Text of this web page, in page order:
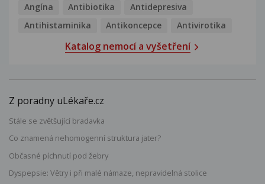
Angína
Antibiotika
Antidepresiva
Antihistaminika
Antikoncepce Antivirotika
Katalog nemocí a vyšetření
Z poradny uLékaře.cz
Stále se zvětšující bradavka
Co znamená nehomogenní struktura jater?
Občasné píchnutí pod žebry
Dyspepsie: Větry i při malé námaze, nepravidelná stolice